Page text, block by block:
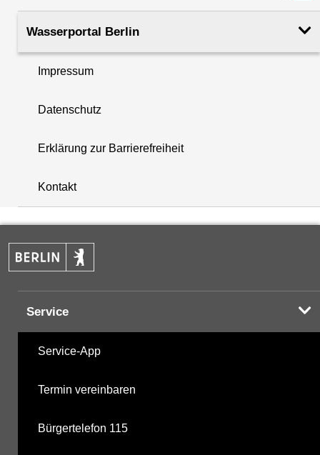
+
−
Wasserportal Berlin
Impressum
Datenschutz
Erklärung zur Barrierefreiheit
Kontakt
Service
Service-App
Termin vereinbaren
Bürgertelefon 115